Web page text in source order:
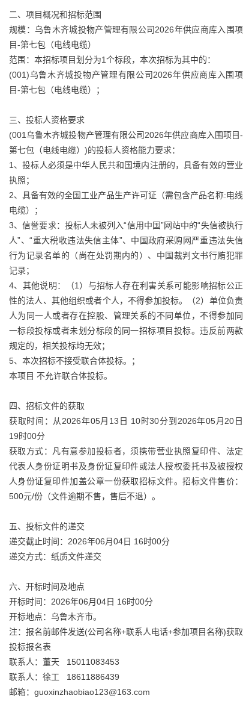
二、项目概况和招标范围
规模：乌鲁木齐城投物产管理有限公司2026年供应商库入围项
目-第七包（电线电缆）
范围：本招标项目划分为1个标段，本次招标为其中的：
(001)乌鲁木齐城投物产管理有限公司2026年供应商库入围项
目-第七包（电线电缆）；
三、投标人资格要求
(001乌鲁木齐城投物产管理有限公司2026年供应商库入围项目-
第七包（电线电缆）)的投标人资格能力要求：
1、投标人必须是中华人民共和国境内注册的，具备有效的营业
执照；
2、具备有效的全国工业产品生产许可证（需包含产品名称:电线
电缆）；
3、信誉要求：投标人未被列入“信用中国”网站中的“失信被执行
人”、“重大税收违法失信主体”、中国政府采购网严重违法失信
行为记录名单的（尚在处罚期内的）、中国裁判文书行贿犯罪
记录；
4、其他说明：（1）与招标人存在利害关系可能影响招标公正
性的法人、其他组织或者个人，不得参加投标。（2）单位负责
人为同一人或者存在控股、管理关系的不同单位，不得参加同
一标段投标或者未划分标段的同一招标项目投标。违反前两款
规定的，相关投标均无效；
5、本次招标不接受联合体投标。；
本项目 不允许联合体投标。
四、招标文件的获取
获取时间：从2026年05月13日 10时30分到2026年05月20日
19时00分
获取方式：凡有意参加投标者，须携带营业执照复印件、法定
代表人身份证明书及身份证复印件或法人授权委托书及被授权
人身份证复印件加盖公章一份获取招标文件。招标文件售价：
500元/份（文件逾期不售，售后不退）。
五、投标文件的递交
递交截止时间：2026年06月04日 16时00分
递交方式：纸质文件递交
六、开标时间及地点
开标时间：2026年06月04日 16时00分
开标地点：乌鲁木齐市。
注：报名前邮件发送(公司名称+联系人电话+参加项目名称)获取
投标报名表
联系人：董天 15011083453
联系人：徐工 18611886439
邮箱：guoxinzhaobiao123@163.com